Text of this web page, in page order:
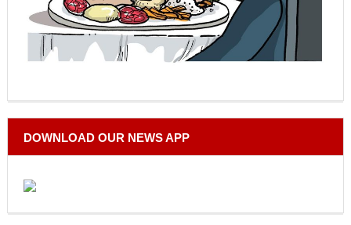
DOWNLOAD OUR NEWS APP